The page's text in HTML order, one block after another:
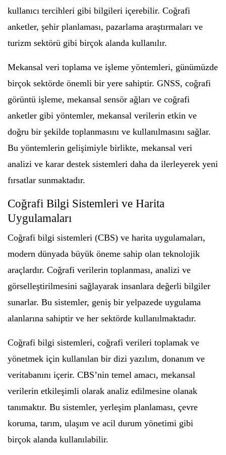
kullanıcı tercihleri gibi bilgileri içerebilir. Coğrafi
anketler, şehir planlaması, pazarlama araştırmaları ve
turizm sektörü gibi birçok alanda kullanılır.
Mekansal veri toplama ve işleme yöntemleri, günümüzde
birçok sektörde önemli bir yere sahiptir. GNSS, coğrafi
görüntü işleme, mekansal sensör ağları ve coğrafi
anketler gibi yöntemler, mekansal verilerin etkin ve
doğru bir şekilde toplanmasını ve kullanılmasını sağlar.
Bu yöntemlerin gelişimiyle birlikte, mekansal veri
analizi ve karar destek sistemleri daha da ilerleyerek yeni
fırsatlar sunmaktadır.
Coğrafi Bilgi Sistemleri ve Harita
Uygulamaları
Coğrafi bilgi sistemleri (CBS) ve harita uygulamaları,
modern dünyada büyük öneme sahip olan teknolojik
araçlardır. Coğrafi verilerin toplanması, analizi ve
görselleştirilmesini sağlayarak insanlara değerli bilgiler
sunarlar. Bu sistemler, geniş bir yelpazede uygulama
alanlarına sahiptir ve her sektörde kullanılmaktadır.
Coğrafi bilgi sistemleri, coğrafi verileri toplamak ve
yönetmek için kullanılan bir dizi yazılım, donanım ve
veritabanını içerir. CBS’nin temel amacı, mekansal
verilerin etkileşimli olarak analiz edilmesine olanak
tanımaktır. Bu sistemler, yerleşim planlaması, çevre
koruma, tarım, ulaşım ve acil durum yönetimi gibi
birçok alanda kullanılabilir.